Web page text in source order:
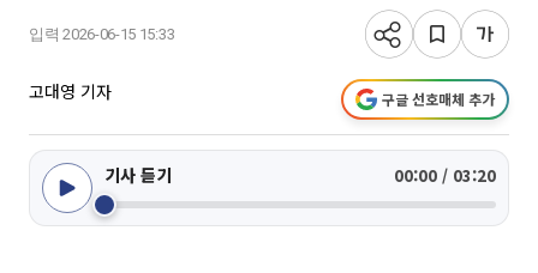
입력 2026-06-15 15:33
고대영 기자 구글 선호매체 추가
기사 듣기 00:00 / 03:20